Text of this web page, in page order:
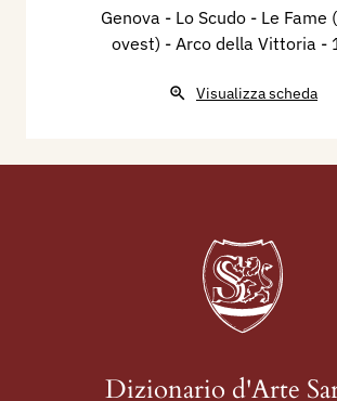
Genova - Lo Scudo - Le Fame
ovest) - Arco della Vittoria -
Visualizza scheda
Dizionario d'Arte